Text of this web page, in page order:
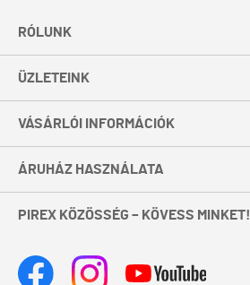
RÓLUNK
ÜZLETEINK
VÁSÁRLÓI INFORMÁCIÓK
ÁRUHÁZ HASZNÁLATA
PIREX KÖZÖSSÉG – KÖVESS MINKET!